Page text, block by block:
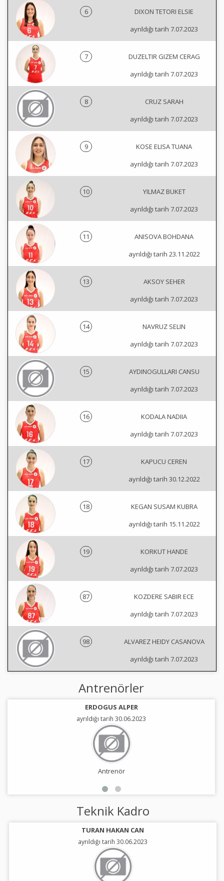
6
DIXON TETORI ELSIE
ayrıldığı tarih 7.07.2023
7
DUZELTIR GIZEM CERAG
ayrıldığı tarih 7.07.2023
8
CRUZ SARAH
ayrıldığı tarih 7.07.2023
9
KOSE ELISA TUANA
ayrıldığı tarih 7.07.2023
10
YILMAZ BUKET
ayrıldığı tarih 7.07.2023
11
ANISOVA BOHDANA
ayrıldığı tarih 23.11.2022
13
AKSOY SEHER
ayrıldığı tarih 7.07.2023
14
NAVRUZ SELIN
ayrıldığı tarih 7.07.2023
15
AYDINOGULLARI CANSU
ayrıldığı tarih 7.07.2023
16
KODALA NADIIA
ayrıldığı tarih 7.07.2023
17
KAPUCU CEREN
ayrıldığı tarih 30.12.2022
18
KEGAN SUSAM KUBRA
ayrıldığı tarih 15.11.2022
19
KORKUT HANDE
ayrıldığı tarih 7.07.2023
87
KOZDERE SABIR ECE
ayrıldığı tarih 7.07.2023
98
ALVAREZ HEIDY CASANOVA
ayrıldığı tarih 7.07.2023
Antrenörler
ERDOGUS ALPER
ayrıldığı tarih 30.06.2023
Antrenör
Teknik Kadro
TURAN HAKAN CAN
ayrıldığı tarih 30.06.2023